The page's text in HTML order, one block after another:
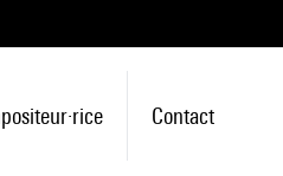
Contact